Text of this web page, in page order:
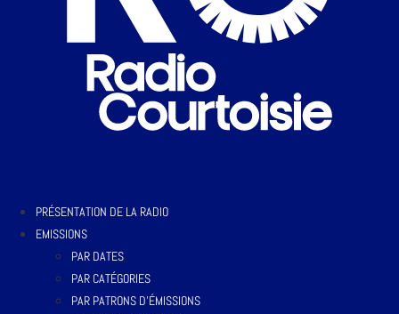
PRÉSENTATION DE LA RADIO
EMISSIONS
PAR DATES
PAR CATÉGORIES
PAR PATRONS D’ÉMISSIONS